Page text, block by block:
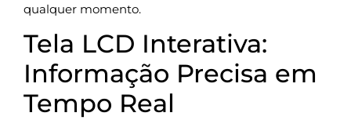
qualquer momento.
Tela LCD Interativa:
Informação Precisa em
Tempo Real